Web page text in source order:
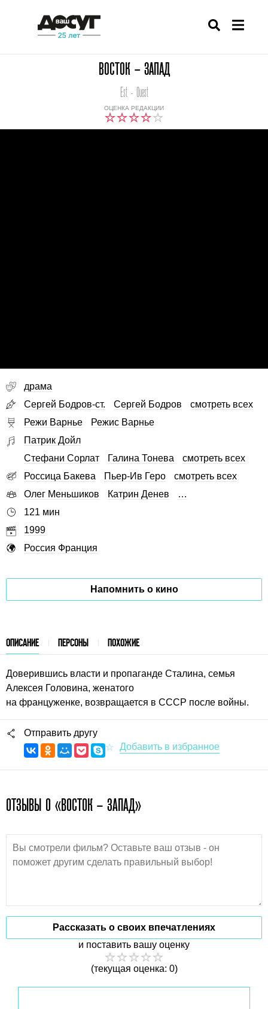
ВОСТОК – ЗАПАД
ОЦЕНКА РЕДАКЦИИ
Est - Ouest
драма
Сергей Бодров-ст.
Сергей Бодров
смотреть всех
Режи Варнье
Режис Варнье
Патрик Дойл
Стефани Сорлат
Галина Тонева
смотреть всех
Россица Бакева
Пьер-Ив Геро
смотреть всех
Олег Меньшиков
Катрин Денев
…
121 мин
1999
Россия Франция
Напомнить о кино
ОПИСАНИЕ ПЕРСОНЫ ПОХОЖИЕ
Доверившись власти и пропаганде Сталина, семья
Алексея Головина, женатого
на француженке, возвращается в СССР после войны.
Отправить другу
ОТЗЫВЫ О «ВОСТОК – ЗАПАД»
Рассказать о своих впечатлениях
и поставить вашу оценку
(текущая оценка: 0)